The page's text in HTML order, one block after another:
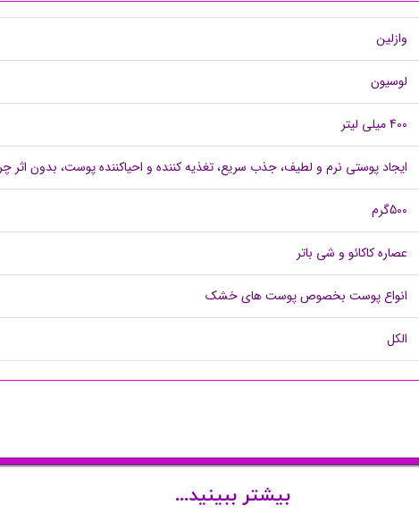
وازلین
لوسیون
400 میلی لیتر
ایجاد پوستی نرم و لطیف، جذب سریع، تغذیه کننده و احیاکننده پوست، بدون اثر
500گرم
عصاره کاکائو و شی باتر
انواع پوست بخصوص پوست های خشک
الکل
بیشتر ببینید...